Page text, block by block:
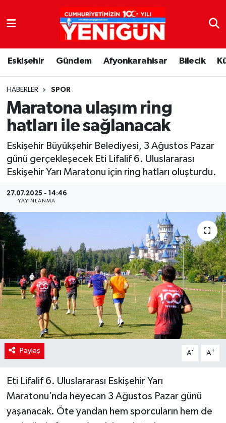
Eskişehir Gündem Afyonkarahisar Bilecik
HABERLER SPOR
Maratona ulaşım ring
hatları ile sağlanacak
Eskişehir Büyükşehir Belediyesi, 3 Ağustos Pazar
günü gerçekleşecek Eti Lifalif 6. Uluslararası
Eskişehir Yarı Maratonu için ring hatları oluşturdu.
27.07.2025 - 14:46
YAYINLANMA
Paylaş A- A+
Eti Lifalif 6. Uluslararası Eskişehir Yarı
Maratonu’nda heyecan 3 Ağustos Pazar günü
yaşanacak. Öte yandan hem sporcuların hem de
Nöbetçi Eczaneler
Hava Durumu
Trafik Durumu
Süper Lig Puan Durumu ve Fikstür
Tüm Manşetler
Son Dakika Haberleri
Haber Arşivi